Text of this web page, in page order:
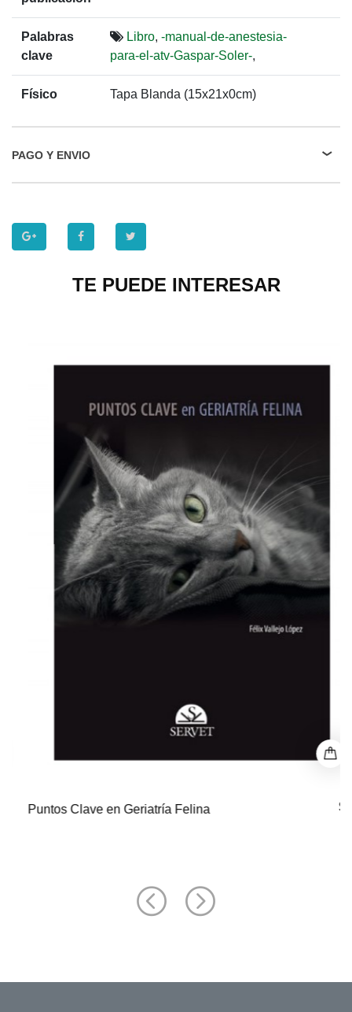
Palabras
clave
Libro, -manual-de-anestesia-
para-el-atv-Gaspar-Soler-,
Físico Tapa Blanda (15x21x0cm)
PAGO Y ENVIO
TE PUEDE INTERESAR
$ 0
Puntos Clave en Geriatría Felina